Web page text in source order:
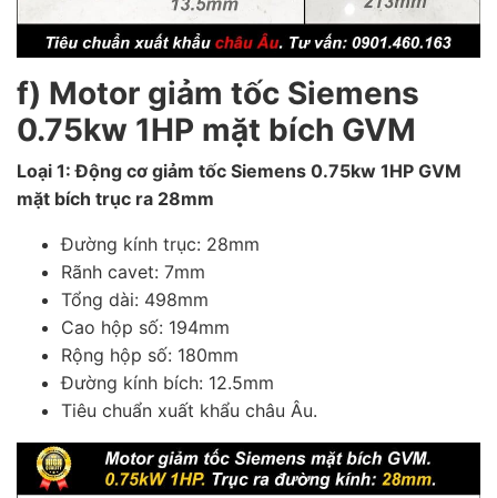
f) Motor giảm tốc Siemens
0.75kw 1HP mặt bích GVM
Loại 1: Động cơ giảm tốc Siemens 0.75kw 1HP GVM
mặt bích trục ra 28mm
Đường kính trục: 28mm
Rãnh cavet: 7mm
Tổng dài: 498mm
Cao hộp số: 194mm
Rộng hộp số: 180mm
Đường kính bích: 12.5mm
Tiêu chuẩn xuất khẩu châu Âu.